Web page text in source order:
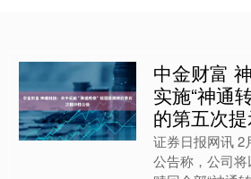
中金财富
实施“神通
的第五次
证券日报网讯 2
公告称，公司